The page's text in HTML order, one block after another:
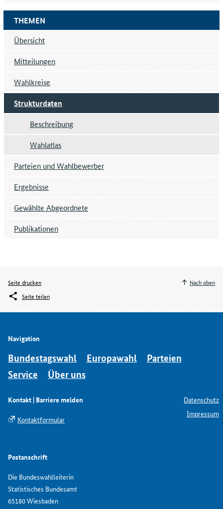
THEMEN
Übersicht
Mitteilungen
Wahlkreise
Strukturdaten
Beschreibung
Wahlatlas
Parteien und Wahlbewerber
Ergebnisse
Gewählte Abgeordnete
Publikationen
Seite drucken
Seite teilen
Nach oben
Navigation
Bundestagswahl Europawahl
Parteien
Service
Über uns
Kontakt | Barriere melden
Kontaktformular
Postanschrift
Die Bundeswahlleiterin
Statistisches Bundesamt
65180 Wiesbaden
Datenschutz
Impressum